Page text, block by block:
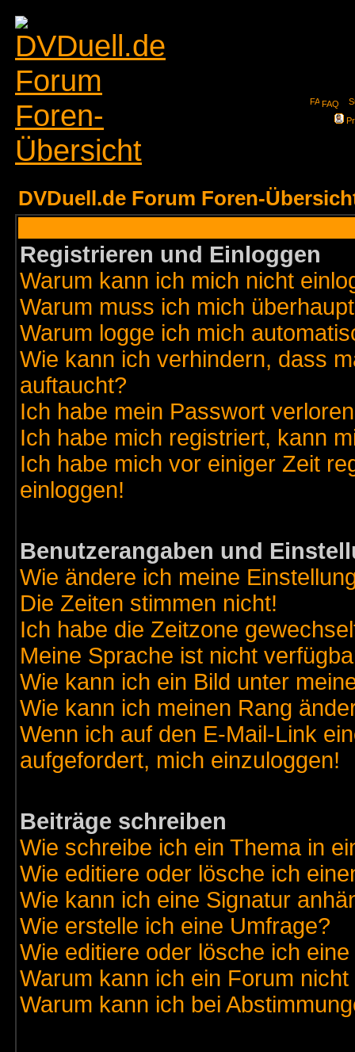
FAQ
DVDuell.de Forum Foren-
Registrieren und Einloggen
Warum kann ich mich nicht
Warum muss ich mich
Warum logge ich mich
Wie kann ich verhindern, dass
auftaucht?
Ich habe mein Passwort
Ich habe mich registriert, kann
Ich habe mich vor einiger Zeit
einloggen!
Benutzerangaben und
Wie ändere ich meine
Die Zeiten stimmen nicht!
Ich habe die Zeitzone
Meine Sprache ist nicht
Wie kann ich ein Bild unter
Wie kann ich meinen Rang
Wenn ich auf den E-Mail-Link
aufgefordert, mich einzuloggen!
Beiträge schreiben
Wie schreibe ich ein Thema in
Wie editiere oder lösche ich
Wie kann ich eine Signatur
Wie erstelle ich eine Umfrage?
Wie editiere oder lösche ich
Warum kann ich ein Forum
Warum kann ich bei